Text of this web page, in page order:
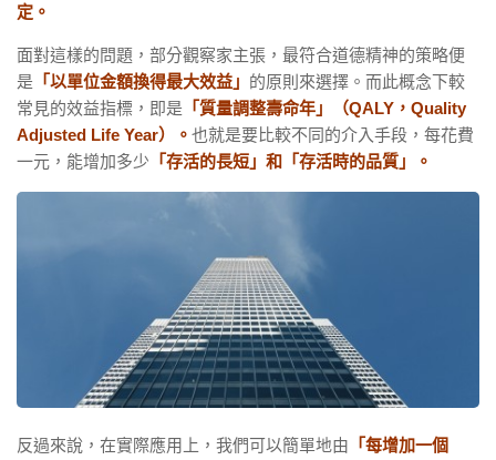
定。
面對這樣的問題，部分觀察家主張，最符合道德精神的策略便
是 「以單位金額換得最大效益」 的原則來選擇。而此概念下較
常見的效益指標，即是 「質量調整壽命年」（QALY，Quality
Adjusted Life Year）。 也就是要比較不同的介入手段，每花費
一元，能增加多少 「存活的長短」和「存活時的品質」。
反過來說，在實際應用上，我們可以簡單地由 「每增加一個